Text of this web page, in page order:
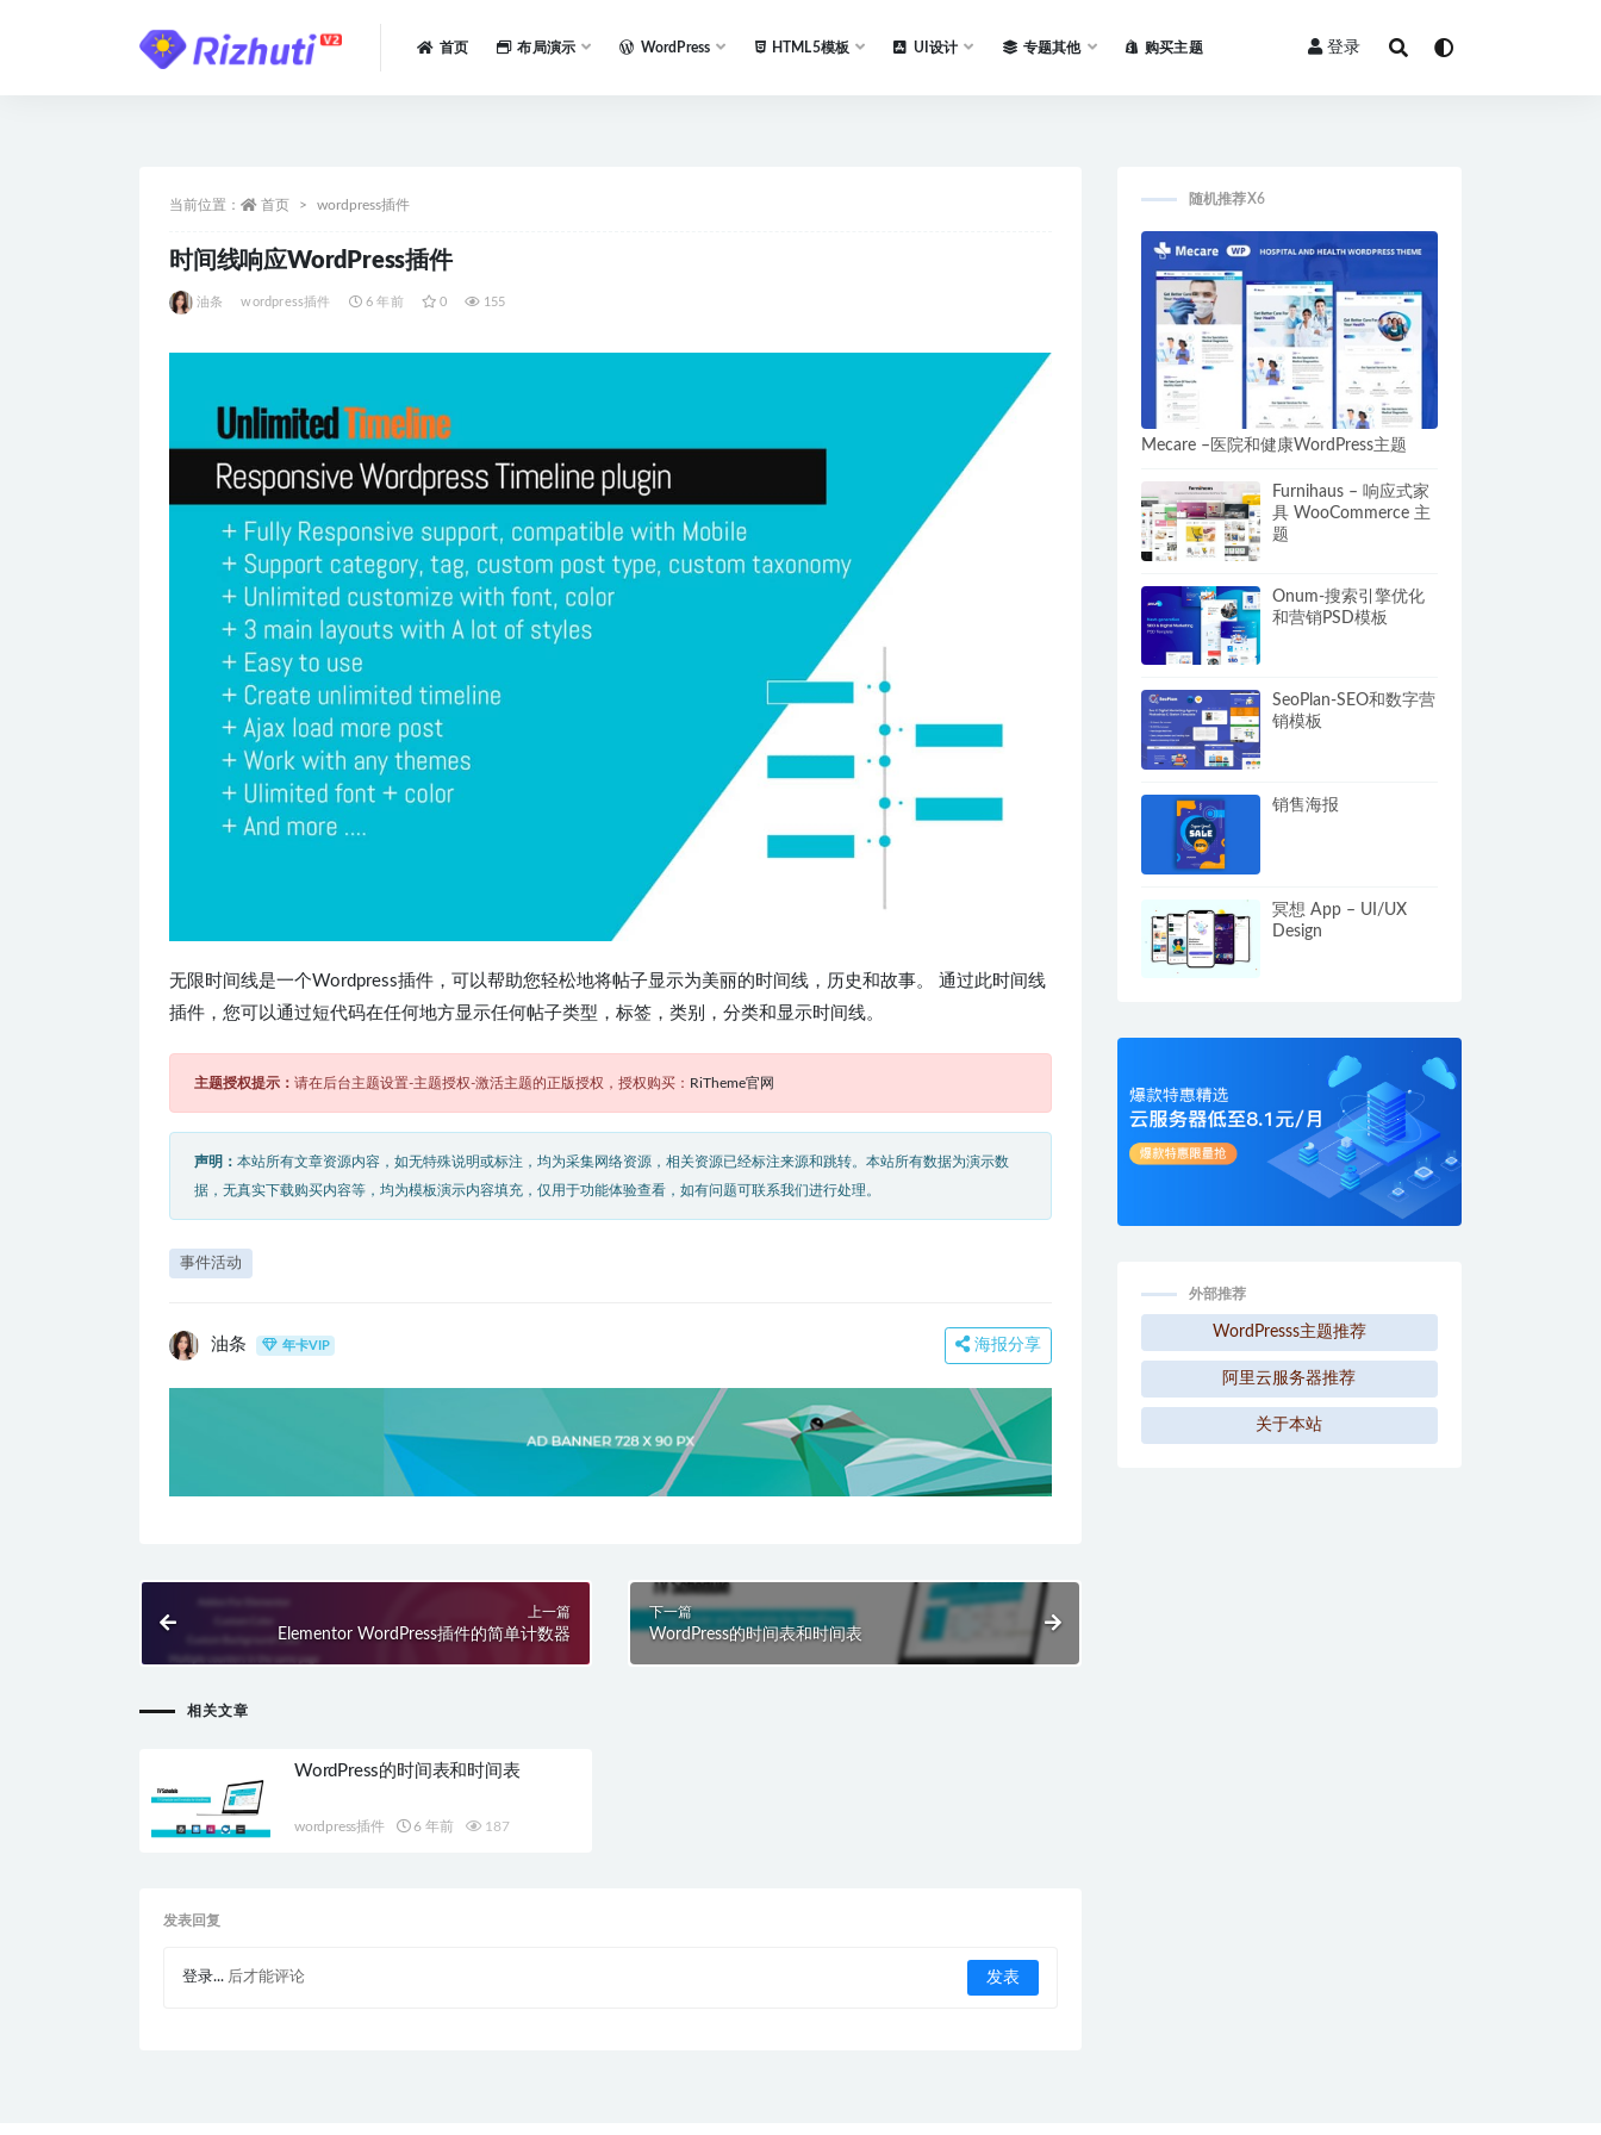
首页 布局演示 WordPress HTML5模板 UI设计 专题其他 购买主题 登录
当前位置： 首页 wordpress插件
时间线响应WordPress插件
油条 wordpress插件 6 年前 0 155
无限时间线是一个Wordpress插件，可以帮助您轻松地将帖子显示为美丽的时间线，历史和故事。 通过此时间线
插件，您可以通过短代码在任何地方显示任何帖子类型，标签，类别，分类和显示时间线。
主题授权提示： 请在后台主题设置-主题授权-激活主题的正版授权，授权购买： RiTheme官网
声明： 本站所有文章资源内容，如无特殊说明或标注，均为采集网络资源，相关资源已经标注来源和跳转。本站所有数据为演示数
据，无真实下载购买内容等，均为模板演示内容填充，仅用于功能体验查看，如有问题可联系我们进行处理。
事件活动
油条 年卡VIP 海报分享
上一篇
Elementor WordPress插件的简单计数器
下一篇
WordPress的时间表和时间表
相关文章
WordPress的时间表和时间表
wordpress插件 6 年前 187
发表回复
登录... 后才能评论
随机推荐X6
Mecare –医院和健康WordPress主题
Furnihaus – 响应式家
具 WooCommerce 主
题
Onum-搜索引擎优化
和营销PSD模板
SeoPlan-SEO和数字营
销模板
销售海报
冥想 App – UI/UX
Design
外部推荐
WordPresss主题推荐
阿里云服务器推荐
关于本站